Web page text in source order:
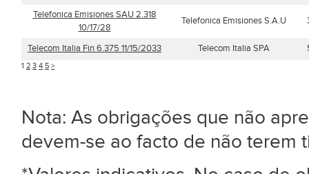
Telefonica Emisiones SAU 2.318
10/17/28
Telefonica Emisiones S.A.U
Telecom Italia Fin 6.375 11/15/2033 Telecom Italia SPA
1 2 3 4 5 >
Nota: As obrigações que não
devem-se ao facto de não terem